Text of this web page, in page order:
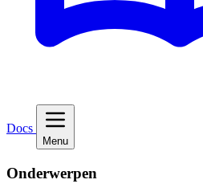
Docs
Menu
Onderwerpen